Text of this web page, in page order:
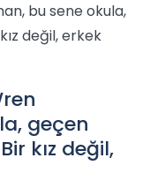
bu sene okula,
değil, erkek
geçen
kız değil,